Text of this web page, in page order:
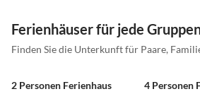
Ferienhäuser für jede
Finden Sie die Unterkunft für Paare,
2 Personen Ferienhaus 4 Personen